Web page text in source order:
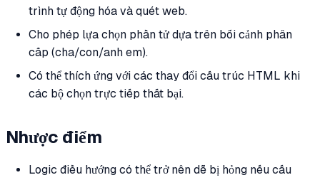
trình tự động hóa và quét web.
Cho phép lựa chọn phần tử dựa trên bối cảnh phân
cấp (cha/con/anh em).
Có thể thích ứng với các thay đổi cấu trúc HTML khi
các bộ chọn trực tiếp thất bại.
Nhược điểm
Logic điều hướng có thể trở nên dễ bị hỏng nếu cấu